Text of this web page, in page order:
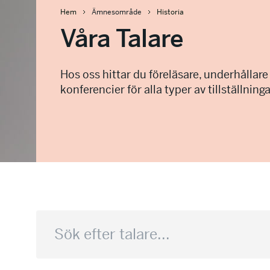
Hem Ämnesområde Historia
Våra Talare
Hos oss hittar du föreläsare,
konferencier för alla typer av